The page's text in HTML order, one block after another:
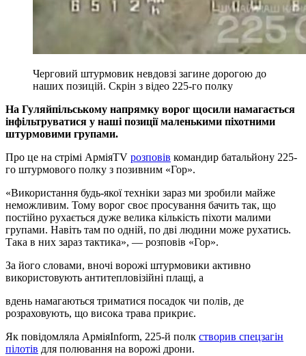
Черговий штурмовик невдовзі загине дорогою до
наших позицій. Скрін з відео 225-го полку
На Гуляйпільському напрямку ворог щосили намагається
інфільтруватися у наші позиції маленькими піхотними
штурмовими групами.
Про це на стрімі АрміяTV розповів командир батальйону 225-
го штурмового полку з позивним «Гор».
«Використання будь-якої техніки зараз ми зробили майже
неможливим. Тому ворог своє просування бачить так, що
постійно рухається дуже велика кількість піхоти малими
групами. Навіть там по одній, по дві людини може рухатись.
Така в них зараз тактика», — розповів «Гор».
За його словами, вночі ворожі штурмовики активно
використовують антитепловізійні плащі, а
вдень намагаються триматися посадок чи полів, де
розраховують, що висока трава прикриє.
Як повідомляла АрміяInform, 225-й полк створив спецзагін
пілотів для полювання на ворожі дрони.